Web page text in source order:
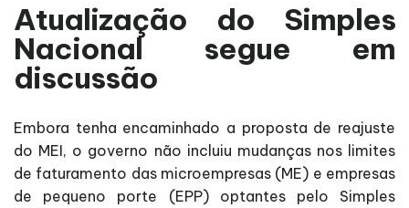
Atualização do Simples
Nacional segue em
discussão
Embora tenha encaminhado a proposta de reajuste
do MEI, o governo não incluiu mudanças nos limites
de faturamento das microempresas (ME) e empresas
de pequeno porte (EPP) optantes pelo Simples